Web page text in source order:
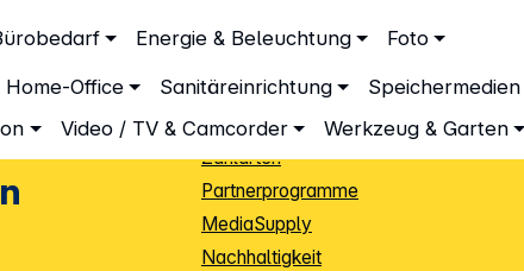
Energie & Beleuchtung Foto
Home-Office Sanitäreinrichtung
Speichermedien
Video / TV & Camcorder Werkzeug & Garten
Dropshipping
Info Guide
Zahlarten
Partnerprogramme
MediaSupply
Nachhaltigkeit